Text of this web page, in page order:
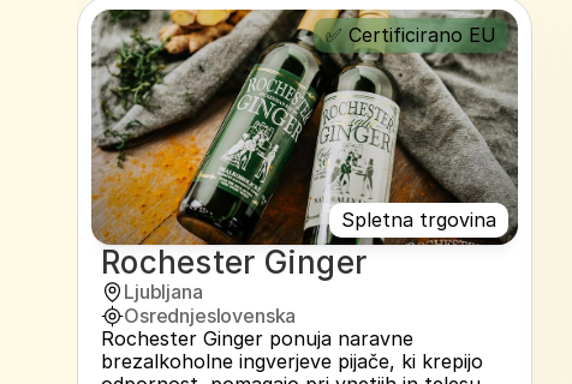
Spletna trgovina
✅ Certificirano EU
Rochester Ginger
Ljubljana
Osrednjeslovenska
Rochester Ginger ponuja naravne
brezalkoholne ingverjeve pijače, ki krepijo